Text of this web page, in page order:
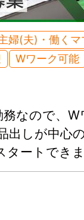
婦(夫)・働くマ
Wワーク可能
なので、
出しが中心
タートでき
福岡までお